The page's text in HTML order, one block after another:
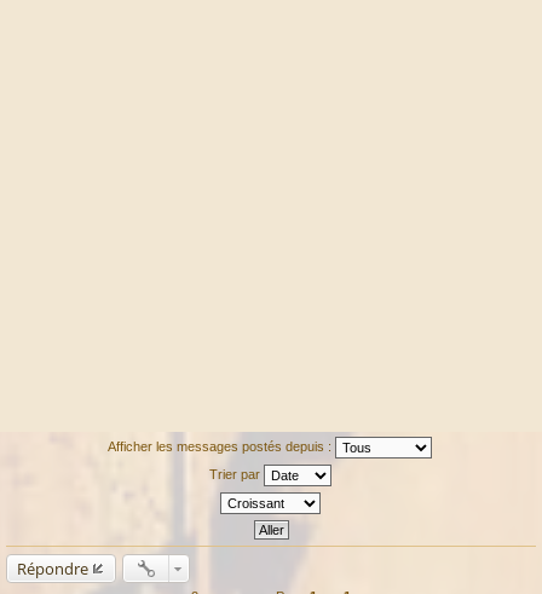
Afficher les messages postés depuis :
Trier par
Répondre